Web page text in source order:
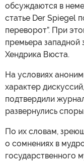
обсуждаются в
статье Der Spiegel
переворот”. При
премьера
Хендрика Вюста.
На условиях
характер
подтвердили
развернулись
По их словам,
о сомнениях в
государственного